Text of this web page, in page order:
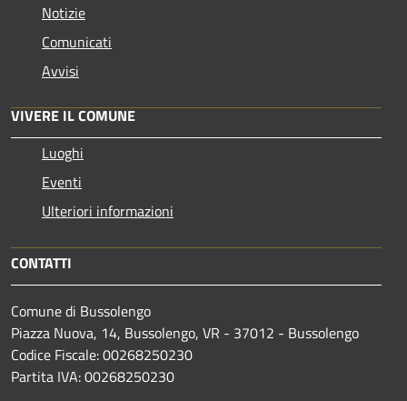
Notizie
Comunicati
Avvisi
VIVERE IL COMUNE
Luoghi
Eventi
Ulteriori informazioni
CONTATTI
Comune di Bussolengo
Piazza Nuova, 14, Bussolengo, VR - 37012 - Bussolengo
Codice Fiscale: 00268250230
Partita IVA: 00268250230